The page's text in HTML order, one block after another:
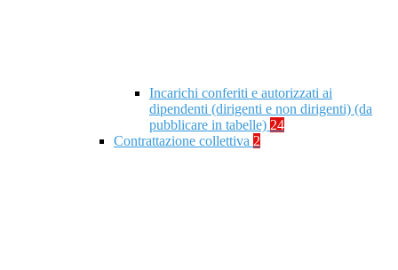
Incarichi conferiti e autorizzati ai
dipendenti (dirigenti e non dirigenti) (da
pubblicare in tabelle) 24
Contrattazione collettiva 2